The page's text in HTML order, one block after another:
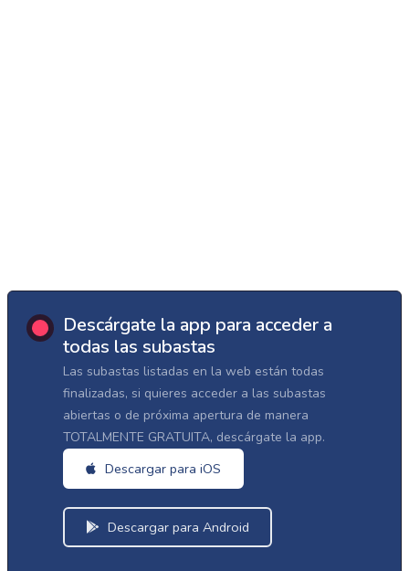
Descárgate la app para acceder a
todas las subastas
Las subastas listadas en la web están todas
finalizadas, si quieres acceder a las subastas
abiertas o de próxima apertura de manera
TOTALMENTE GRATUITA, descárgate la app.
Descargar para iOS
Descargar para Android